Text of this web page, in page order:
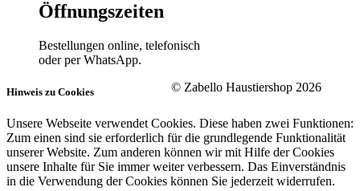
Öffnungszeiten
Bestellungen online, telefonisch
oder per WhatsApp.
© Zabello Haustiershop 2026
Hinweis zu Cookies
Unsere Webseite verwendet Cookies. Diese haben zwei Funktionen:
Zum einen sind sie erforderlich für die grundlegende Funktionalität
unserer Website. Zum anderen können wir mit Hilfe der Cookies
unsere Inhalte für Sie immer weiter verbessern. Das Einverständnis
in die Verwendung der Cookies können Sie jederzeit widerrufen.